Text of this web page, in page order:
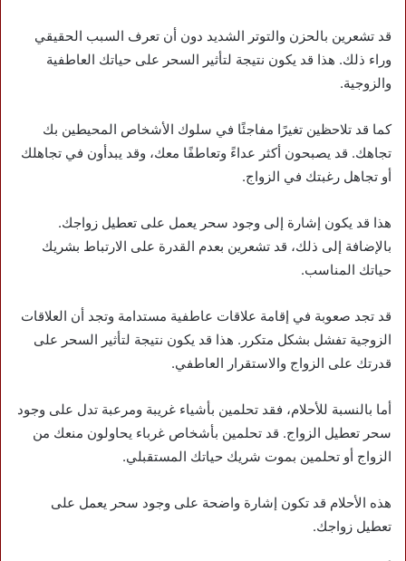
قد تشعرين بالحزن والتوتر الشديد دون أن تعرف السبب الحقيقي
وراء ذلك. هذا قد يكون نتيجة لتأثير السحر على حياتك العاطفية
والزوجية.
كما قد تلاحظين تغيرًا مفاجئًا في سلوك الأشخاص المحيطين بك
تجاهك. قد يصبحون أكثر عداءً وتعاطفًا معك، وقد يبدأون في تجاهلك
أو تجاهل رغبتك في الزواج.
هذا قد يكون إشارة إلى وجود سحر يعمل على تعطيل زواجك.
بالإضافة إلى ذلك، قد تشعرين بعدم القدرة على الارتباط بشريك
حياتك المناسب.
قد تجد صعوبة في إقامة علاقات عاطفية مستدامة وتجد أن العلاقات
الزوجية تفشل بشكل متكرر. هذا قد يكون نتيجة لتأثير السحر على
قدرتك على الزواج والاستقرار العاطفي.
أما بالنسبة للأحلام، فقد تحلمين بأشياء غريبة ومرعبة تدل على وجود
سحر تعطيل الزواج. قد تحلمين بأشخاص غرباء يحاولون منعك من
الزواج أو تحلمين بموت شريك حياتك المستقبلي.
هذه الأحلام قد تكون إشارة واضحة على وجود سحر يعمل على
تعطيل زواجك.